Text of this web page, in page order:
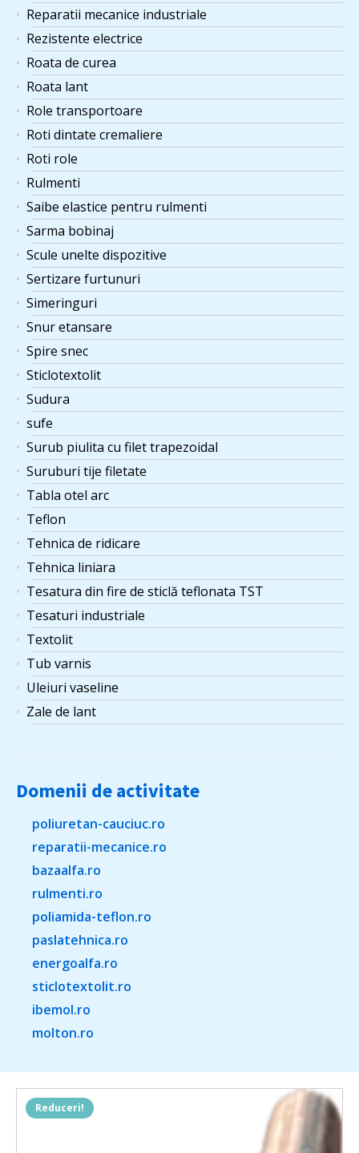
Reparatii mecanice industriale
Rezistente electrice
Roata de curea
Roata lant
Role transportoare
Roti dintate cremaliere
Roti role
Rulmenti
Saibe elastice pentru rulmenti
Sarma bobinaj
Scule unelte dispozitive
Sertizare furtunuri
Simeringuri
Snur etansare
Spire snec
Sticlotextolit
Sudura
sufe
Surub piulita cu filet trapezoidal
Suruburi tije filetate
Tabla otel arc
Teflon
Tehnica de ridicare
Tehnica liniara
Tesatura din fire de sticlă teflonata TST
Tesaturi industriale
Textolit
Tub varnis
Uleiuri vaseline
Zale de lant
Domenii de activitate
poliuretan-cauciuc.ro
reparatii-mecanice.ro
bazaalfa.ro
rulmenti.ro
poliamida-teflon.ro
paslatehnica.ro
energoalfa.ro
sticlotextolit.ro
ibemol.ro
molton.ro
Reduceri!